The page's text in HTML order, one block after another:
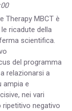
Therapy MBCT è
ricadute della
scientifica.
del programma
relazionarsi a
ampia e
nei vari
ripetitivo negativo